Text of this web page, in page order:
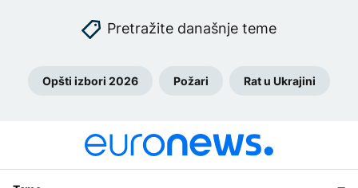
Pretražite današnje teme
Opšti izbori 2026 Požari Rat u Ukrajini